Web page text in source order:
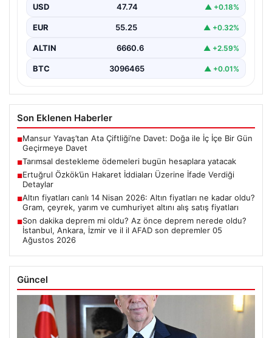
USD 47.74 ▲ +0.18%
EUR 55.25 ▲ +0.32%
ALTIN 6660.6 ▲ +2.59%
BTC 3096465 ▲ +0.01%
Son Eklenen Haberler
■Mansur Yavaş’tan Ata Çiftliği’ne Davet: Doğa ile İç İçe Bir Gün
Geçirmeye Davet
■Tarımsal destekleme ödemeleri bugün hesaplara yatacak
■Ertuğrul Özkök’ün Hakaret İddiaları Üzerine İfade Verdiği
Detaylar
■Altın fiyatları canlı 14 Nisan 2026: Altın fiyatları ne kadar oldu?
Gram, çeyrek, yarım ve cumhuriyet altını alış satış fiyatları
■Son dakika deprem mi oldu? Az önce deprem nerede oldu?
İstanbul, Ankara, İzmir ve il il AFAD son depremler 05
Ağustos 2026
Güncel